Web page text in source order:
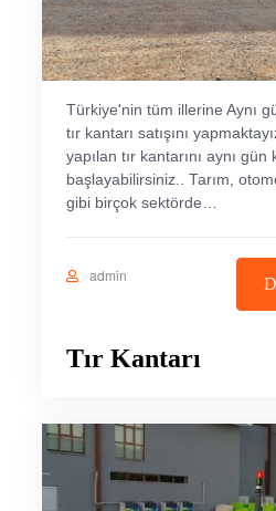
Türkiye'nin tüm illerine Aynı
tır kantarı satışını
yapılan tır kantarını aynı
başlayabilirsiniz.. Tarım,
gibi birçok sektörde…
admin
Tır Kantarı